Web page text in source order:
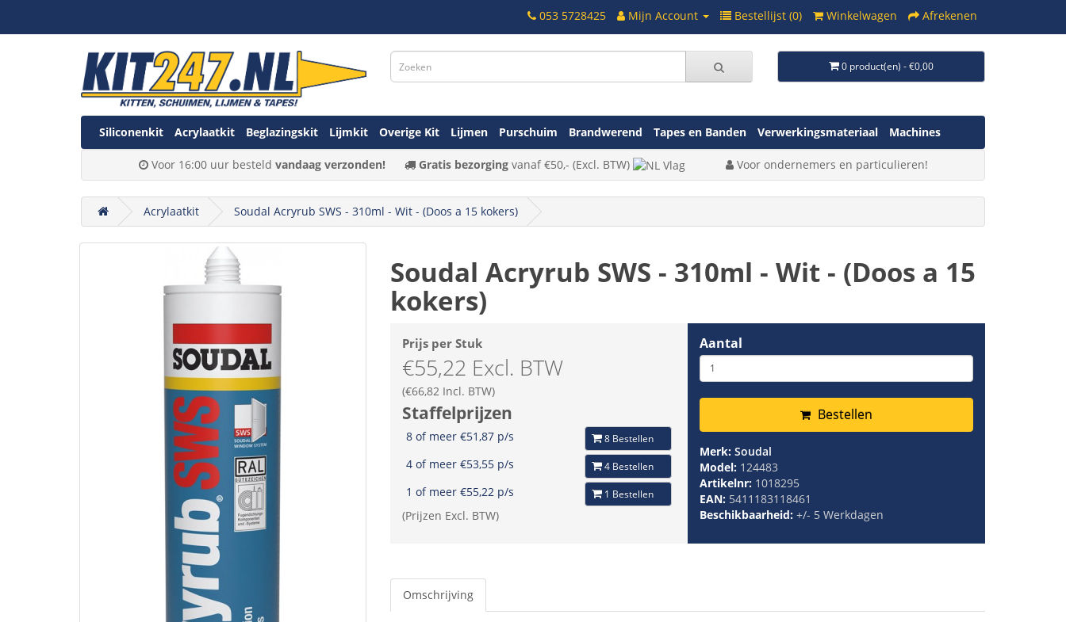
053 5728425 Mijn Account Bestellijst (0) Winkelwagen Afrekenen
0 product(en) - €0,00
Siliconenkit Acrylaatkit Beglazingskit Lijmkit Overige Kit Lijmen Purschuim Brandwerend Tapes en Banden Verwerkingsmateriaal Machines
Voor 16:00 uur besteld vandaag verzonden! Gratis bezorgingvanaf€50,- (Excl. BTW) Voor ondernemers en particulieren!
Acrylaatkit Soudal Acryrub SWS - 310ml - Wit - (Doos a 15 kokers)
Soudal Acryrub SWS - 310ml - Wit - (Doos a 15
kokers)
Prijs per Stuk
€55,22 Excl. BTW
(€66,82 Incl. BTW)
Staffelprijzen
8 of meer €51,87 p/s 8 Bestellen
4 of meer €53,55 p/s 4 Bestellen
1 of meer €55,22 p/s 1 Bestellen
(Prijzen Excl. BTW)
Aantal
Bestellen
Merk: Soudal
Model: 124483
Artikelnr: 1018295
EAN: 5411183118461
Beschikbaarheid: +/- 5 Werkdagen
Omschrijving